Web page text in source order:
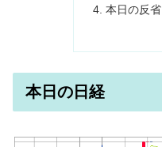
本日の反省
本日の日経